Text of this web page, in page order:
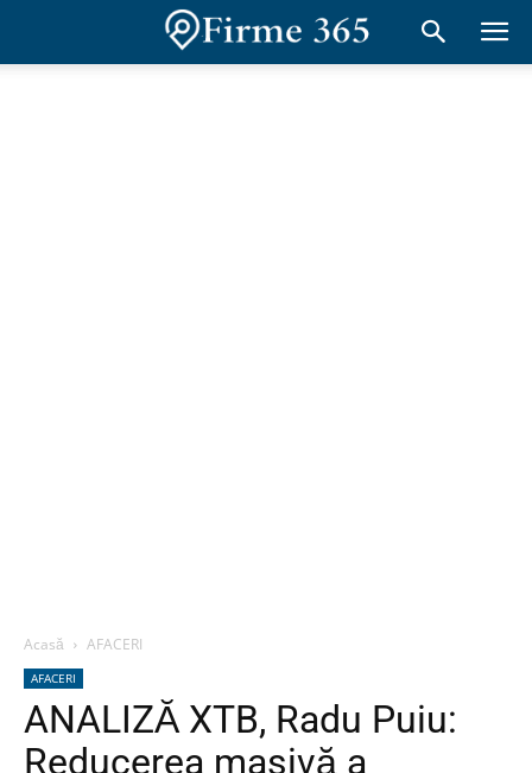
Acasă AFACERI
AFACERI
ANALIZĂ XTB, Radu Puiu:
Reducerea masivă a